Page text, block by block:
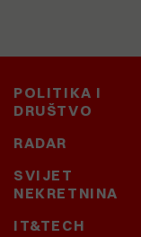
POLITIKA I
DRUŠTVO
RADAR
SVIJET
NEKRETNINA
IT&TECH